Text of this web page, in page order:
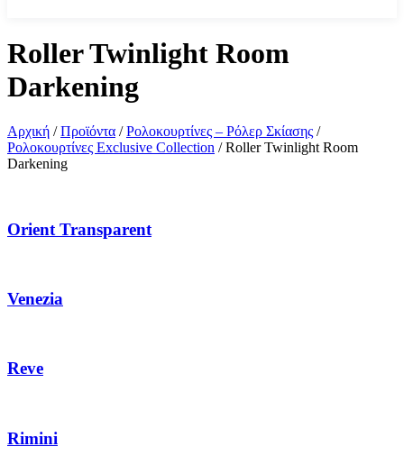
Roller Twinlight Room
Darkening
Αρχική /Προϊόντα /Ρολοκουρτίνες – Ρόλερ Σκίασης /
Ρολοκουρτίνες Exclusive Collection /Roller Twinlight Room
Darkening
Orient Transparent
Venezia
Reve
Rimini